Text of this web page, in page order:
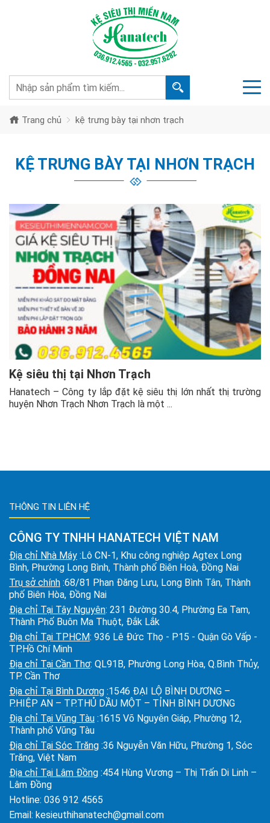
Trang chủ kệ trưng bày tại nhơn trạch
KỆ TRƯNG BÀY TẠI NHƠN TRẠCH
Kệ siêu thị tại Nhơn Trạch
Hanatech – Công ty lắp đặt kệ siêu thị lớn nhất thị trường
huyện Nhơn Trạch Nhơn Trạch là một ...
THÔNG TIN LIÊN HỆ
CÔNG TY TNHH HANATECH VIỆT NAM
Địa chỉ Nhà Máy :Lô CN-1, Khu công nghiệp Agtex Long
Bình, Phường Long Bình, Thành phố Biên Hoà, Đồng Nai
Trụ sở chính :68/81 Phan Đăng Lưu, Long Bình Tân, Thành
phố Biên Hòa, Đồng Nai
Địa chỉ Tại Tây Nguyên: 231 Đường 30.4, Phường Ea Tam,
Thành Phố Buôn Ma Thuột, Đắk Lắk
Địa chỉ Tại TPHCM: 936 Lê Đức Thọ - P15 - Quận Gò Vấp -
TP.Hồ Chí Minh
Địa chỉ Tại Cần Thơ: QL91B, Phường Long Hòa, Q.Bình Thủy,
TP. Cần Thơ
Địa chỉ Tại Bình Dương :1546 ĐẠI LỘ BÌNH DƯƠNG –
P.HIỆP AN – TP.THỦ DẦU MỘT – TỈNH BÌNH DƯƠNG
Địa chỉ Tại Vũng Tàu :1615 Võ Nguyên Giáp, Phường 12,
Thành phố Vũng Tàu
Địa chỉ Tại Sóc Trăng :36 Nguyễn Văn Hữu, Phường 1, Sóc
Trăng, Việt Nam
Địa chỉ Tại Lâm Đồng :454 Hùng Vương – Thị Trấn Di Linh –
Lâm Đồng
Hotline: 036 912 4565
Email: kesieuthihanatech@gmail.com